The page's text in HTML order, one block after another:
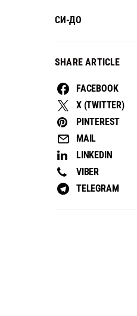
СИ-ДО
SHARE ARTICLE
FACEBOOK
X (TWITTER)
PINTEREST
MAIL
LINKEDIN
VIBER
TELEGRAM